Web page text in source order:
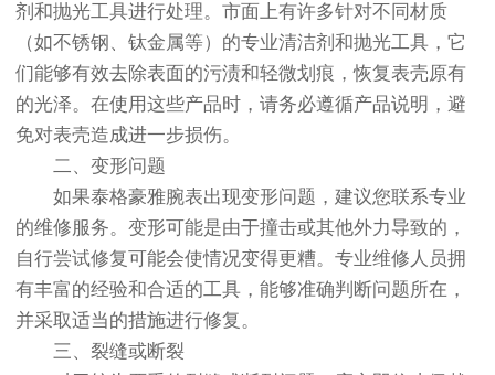
剂和抛光工具进行处理。市面上有许多针对不同材质
（如不锈钢、钛金属等）的专业清洁剂和抛光工具，它
们能够有效去除表面的污渍和轻微划痕，恢复表壳原有
的光泽。在使用这些产品时，请务必遵循产品说明，避
免对表壳造成进一步损伤。
二、变形问题
如果泰格豪雅腕表出现变形问题，建议您联系专业
的维修服务。变形可能是由于撞击或其他外力导致的，
自行尝试修复可能会使情况变得更糟。专业维修人员拥
有丰富的经验和合适的工具，能够准确判断问题所在，
并采取适当的措施进行修复。
三、裂缝或断裂